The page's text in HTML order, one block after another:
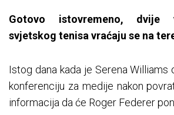
Gotovo istovremeno, dvije
svjetskog tenisa vraćaju se na
Istog dana kada je Serena Williams
konferenciju za medije nakon
informacija da će Roger Federer